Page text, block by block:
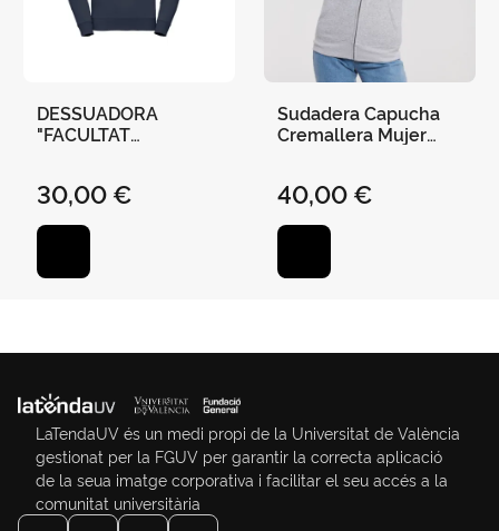
DESSUADORA
"FACULTAT
30,00 €
Sudadera Capucha
Cremallera Mujer
40,00 €
LaTendaUV és un medi propi de la Universitat de València
gestionat per la FGUV per garantir la correcta aplicació
de la seua imatge corporativa i facilitar el seu accés a la
comunitat universitària